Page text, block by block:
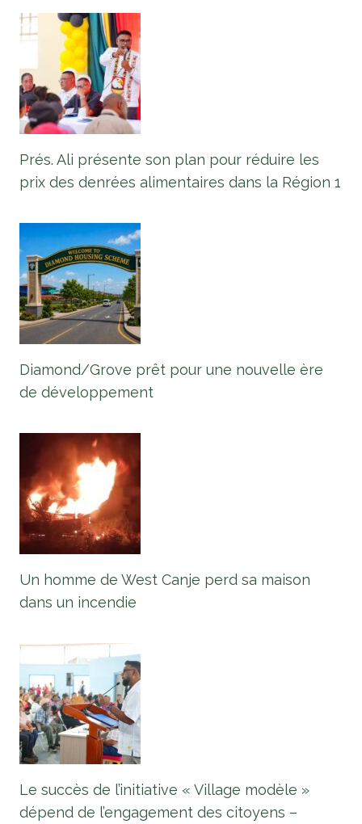
Prés. Ali présente son plan pour réduire les
prix des denrées alimentaires dans la Région 1
Diamond/Grove prêt pour une nouvelle ère
de développement
Un homme de West Canje perd sa maison
dans un incendie
Le succès de l’initiative « Village modèle »
dépend de l’engagement des citoyens –